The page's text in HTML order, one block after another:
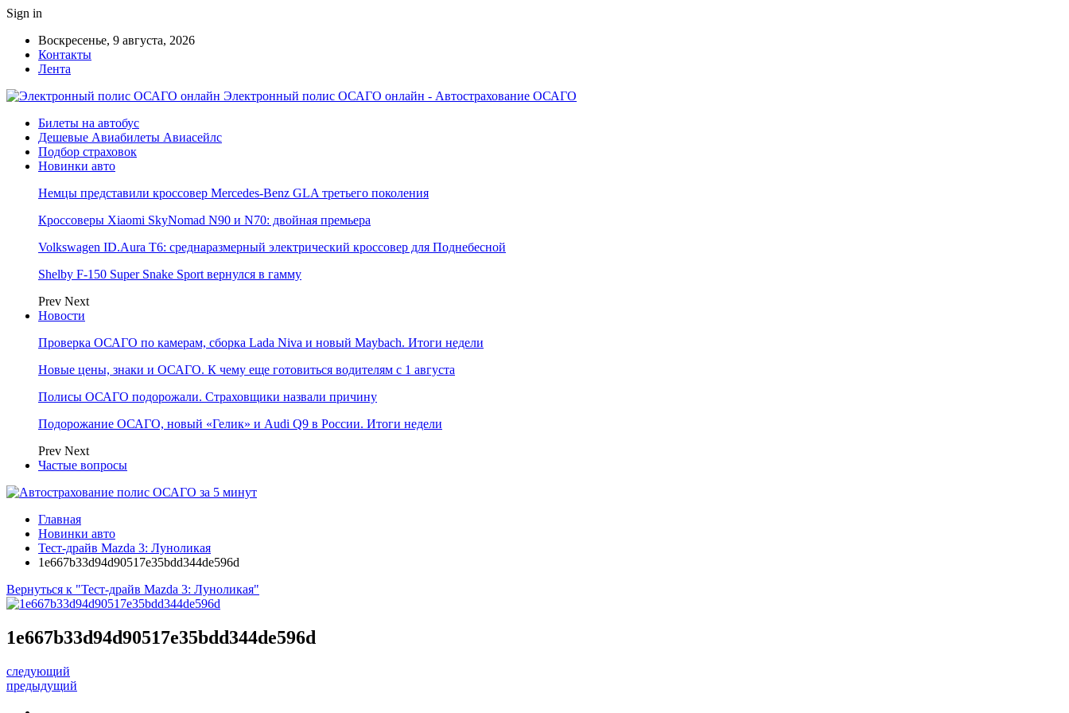
Sign in
Воскресенье, 9 августа, 2026
Контакты
Лента
Электронный полис ОСАГО онлайн - Автострахование ОСАГО
Билеты на автобус
Дешевые Авиабилеты Авиасейлс
Подбор страховок
Новинки авто
Немцы представили кроссовер Mercedes-Benz GLA третьего поколения
Кроссоверы Xiaomi SkyNomad N90 и N70: двойная премьера
Volkswagen ID.Aura T6: среднаразмерный электрический кроссовер для Поднебесной
Shelby F-150 Super Snake Sport вернулся в гамму
Prev Next
Новости
Проверка ОСАГО по камерам, сборка Lada Niva и новый Maybach. Итоги недели
Новые цены, знаки и ОСАГО. К чему еще готовиться водителям с 1 августа
Полисы ОСАГО подорожали. Страховщики назвали причину
Подорожание ОСАГО, новый «Гелик» и Audi Q9 в России. Итоги недели
Prev Next
Частые вопросы
Главная
Новинки авто
Тест-драйв Mazda 3: Луноликая
1e667b33d94d90517e35bdd344de596d
Вернуться к "Тест-драйв Mazda 3: Луноликая"
1e667b33d94d90517e35bdd344de596d
следующий
предыдущий